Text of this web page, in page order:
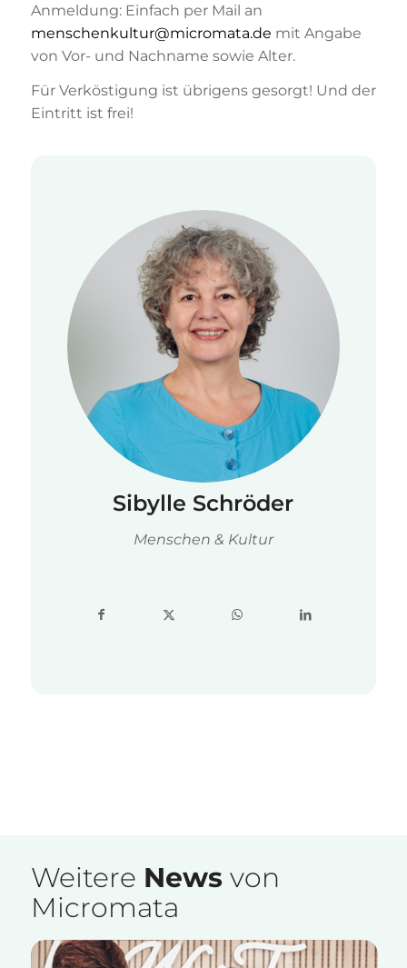
Anmeldung: Einfach per Mail an
menschenkultur@micromata.de mit Angabe
von Vor- und Nachname sowie Alter.
Für Verköstigung ist übrigens gesorgt! Und der
Eintritt ist frei!
Sibylle Schröder
Menschen & Kultur
Weitere Newsvon
Micromata